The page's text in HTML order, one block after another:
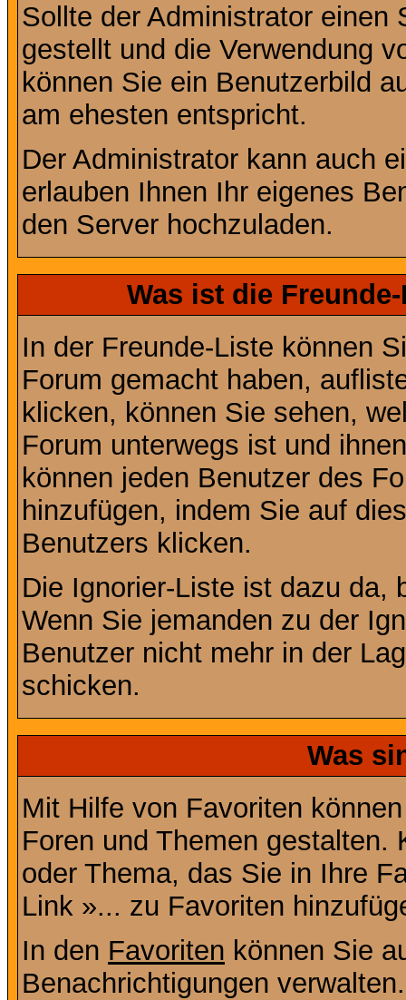
Sollte der Administrator einen
gestellt und die Verwendung
können Sie ein Benutzerbild
am ehesten entspricht.
Der Administrator kann auch
erlauben Ihnen Ihr eigenes
den Server hochzuladen.
Was ist die
In der Freunde-Liste können
Forum gemacht haben,
klicken, können Sie sehen,
Forum unterwegs ist und
können jeden Benutzer des
hinzufügen, indem Sie auf
Benutzers klicken.
Die Ignorier-Liste ist dazu da,
Wenn Sie jemanden zu der
Benutzer nicht mehr in der
schicken.
Was
Mit Hilfe von Favoriten
Foren und Themen
oder Thema, das Sie in Ihre
Link »... zu Favoriten
In den Favoriten können Sie
Benachrichtigungen verwalten.